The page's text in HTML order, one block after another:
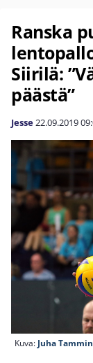
Ranska
Siirilä:
päästä”
Jesse22.09.2019
Kuva: Juha